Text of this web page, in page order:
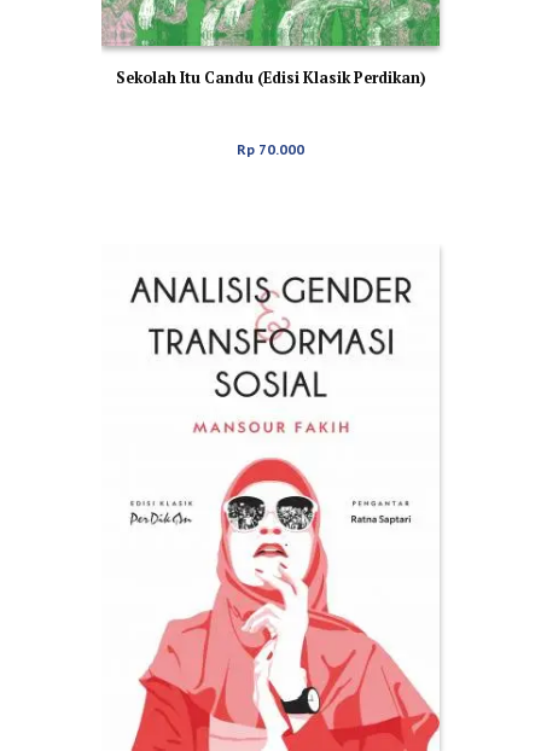
Sekolah Itu Candu (Edisi Klasik Perdikan)
Rp 70.000